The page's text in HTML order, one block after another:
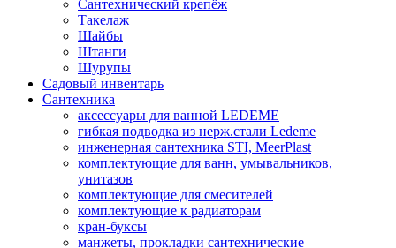
Сантехнический крепёж
Такелаж
Шайбы
Штанги
Шурупы
Садовый инвентарь
Сантехника
аксессуары для ванной LEDEME
гибкая подводка из нерж.стали Ledeme
инженерная сантехника STI, MeerPlast
комплектующие для ванн, умывальников,
унитазов
комплектующие для смесителей
комплектующие к радиаторам
кран-буксы
манжеты, прокладки сантехнические